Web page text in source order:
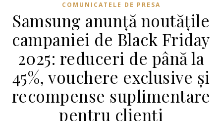
COMUNICATELE DE PRESA
Samsung anunță noutățile
campaniei de Black Friday
2025: reduceri de până la
45%, vouchere exclusive și
recompense suplimentare
pentru clienți